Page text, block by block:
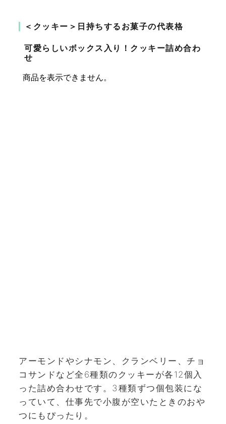
＜クッキー＞日持ちするお菓子の代表格
可愛らしいボックス入り！クッキー詰め合わ
せ
アーモンドやシナモン、クランベリー、チョ
コサンドなど全6種類のクッキーが各12個入
った詰め合わせです。3種類ずつ個包装にな
っていて、仕事先で小腹が空いたときのおや
つにもぴったり。